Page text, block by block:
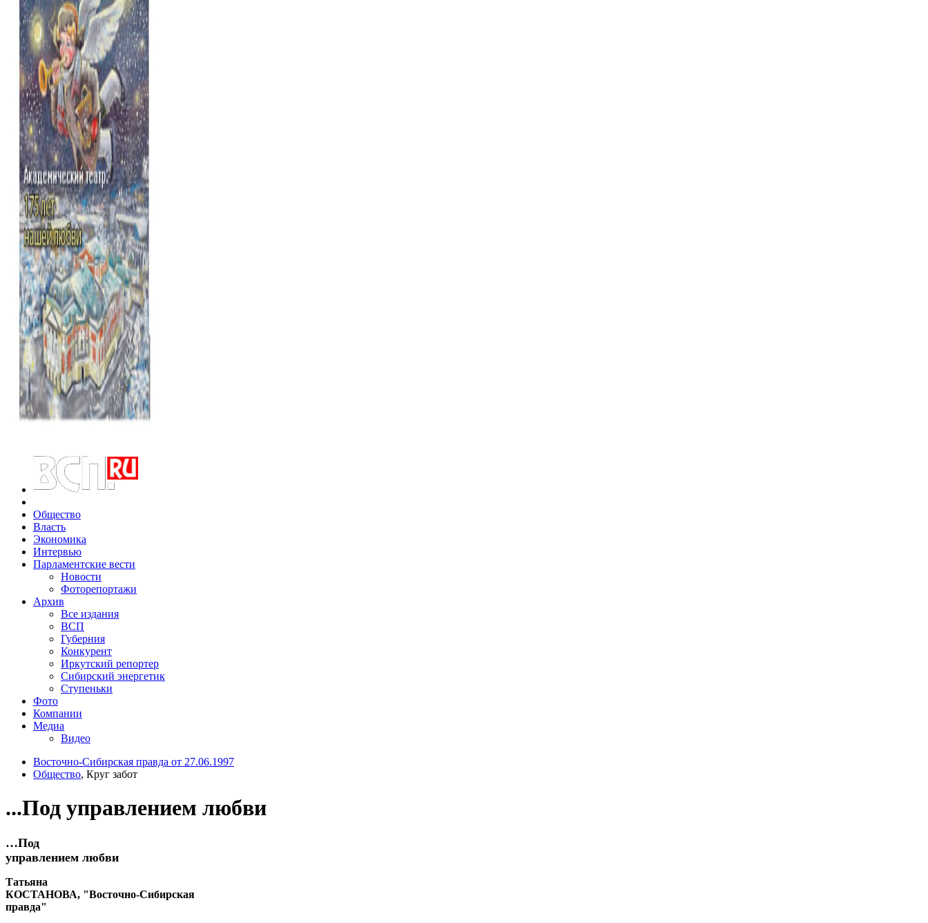
Общество
Власть
Экономика
Интервью
Парламентские вести
Новости
Фоторепортажи
Архив
Все издания
ВСП
Губерния
Конкурент
Иркутский репортер
Сибирский энергетик
Ступеньки
Фото
Компании
Медиа
Видео
Восточно-Сибирская правда от 27.06.1997
Общество, Круг забот
...Под управлением любви
…Под
управлением любви
Татьяна
КОСТАНОВА, "Восточно-Сибирская
правда"